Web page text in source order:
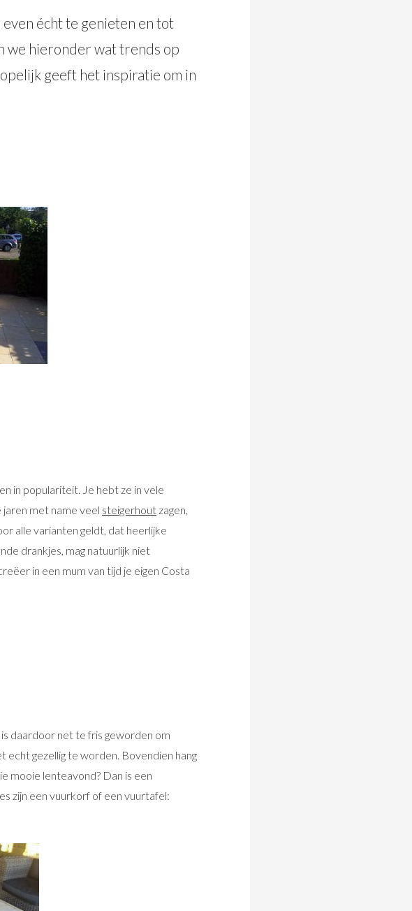
écht te genieten en tot
we hieronder wat trends op
geeft het inspiratie om in
in populariteit. Je hebt ze in vele
met name veel steigerhout zagen,
alle varianten geldt, dat heerlijke
drankjes, mag natuurlijk niet
in een mum van tijd je eigen Costa
daardoor net te fris geworden om
echt gezellig te worden. Bovendien hang
mooie lenteavond? Dan is een
zijn een vuurkorf of een vuurtafel: